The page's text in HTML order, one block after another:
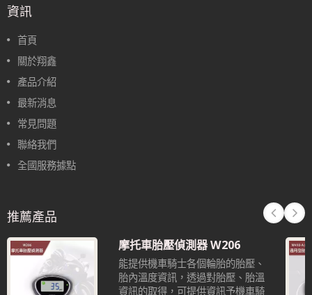
資訊
首頁
關於翔鑫
產品介紹
最新消息
常見問題
聯絡我們
全國服務據點
推薦產品
摩托車胎壓偵測器 W206
能提供機車騎士各個輪胎的胎壓、
胎內溫度資訊，透過對胎壓、胎溫
資訊的取得，可提供資訊予機車騎